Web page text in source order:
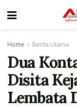
Home Berita Utama
Dua
Disita
Lembata